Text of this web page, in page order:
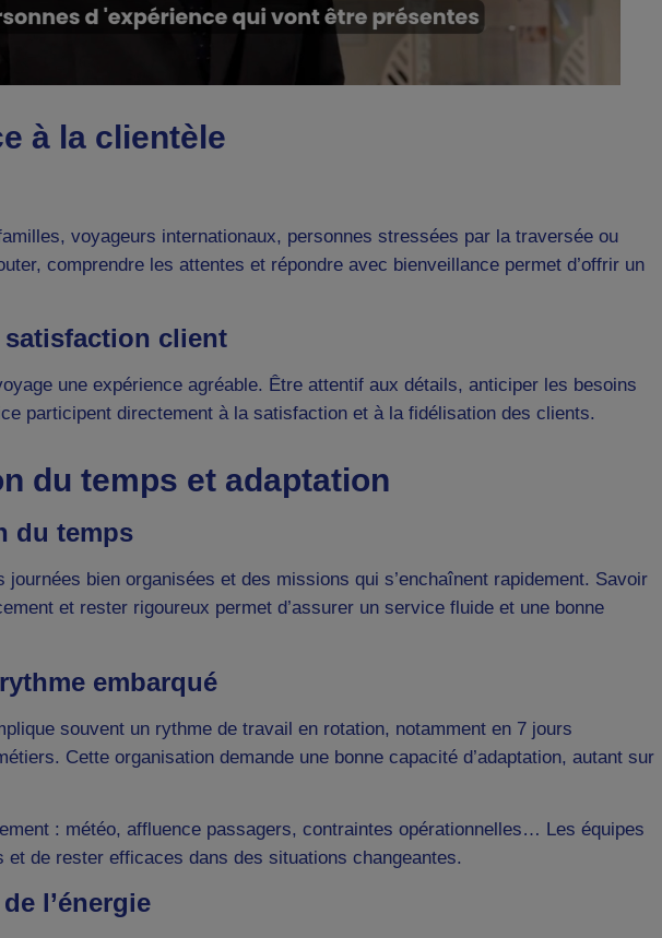
à la clientèle
voyageurs internationaux, personnes stressées par la traversée ou
comprendre les attentes et répondre avec bienveillance permet d’offrir un
satisfaction client
une expérience agréable. Être attentif aux détails, anticiper les besoins
participent directement à la satisfaction et à la fidélisation des clients.
du temps et adaptation
du temps
bien organisées et des missions qui s’enchaînent rapidement. Savoir
et rester rigoureux permet d’assurer un service fluide et une bonne
embarqué
souvent un rythme de travail en rotation, notamment en 7 jours
Cette organisation demande une bonne capacité d’adaptation, autant sur
: météo, affluence passagers, contraintes opérationnelles… Les équipes
de rester efficaces dans des situations changeantes.
l’énergie